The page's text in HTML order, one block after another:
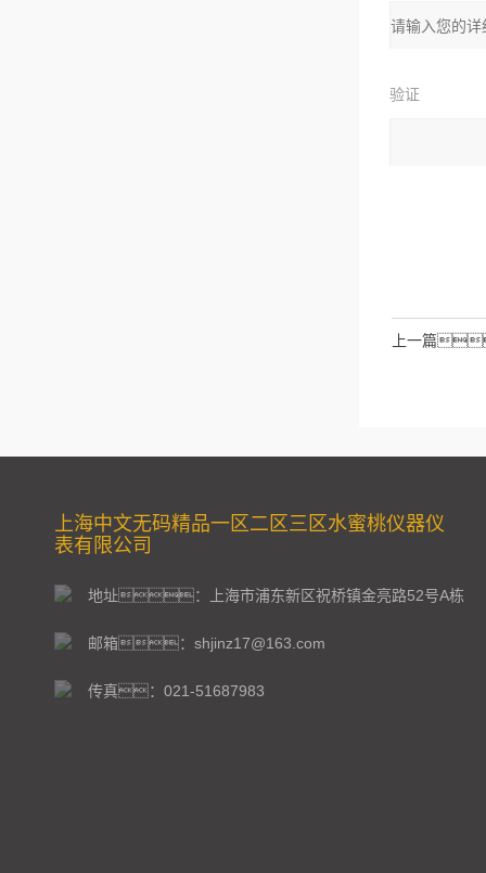
址：
验证
如：三
上一篇
上海中文无码精品一区二区三区水蜜桃仪器仪
表有限公司
地址：上海市浦东新区祝桥镇金亮路52号A栋
邮箱：shjinz17@163.com
传真：021-51687983